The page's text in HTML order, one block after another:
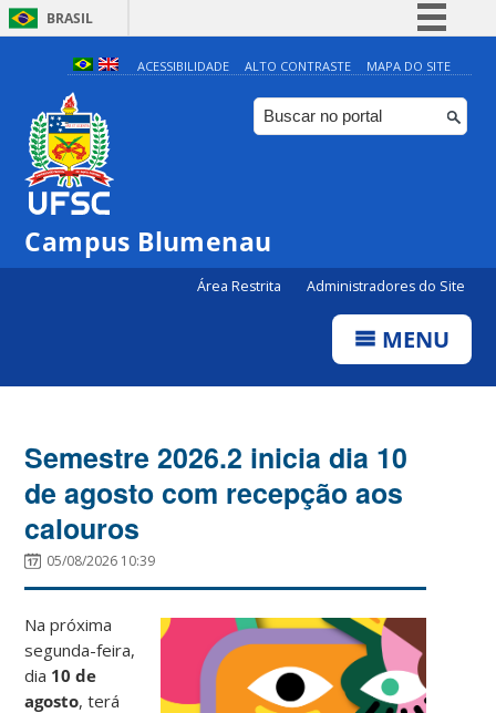
BRASIL
Simplifique!
Comunica BR
Participe
ACESSIBILIDADE ALTO CONTRASTE MAPA DO SITE
Campus Blumenau
Área Restrita Administradores do Site
MENU
Semestre 2026.2 inicia dia 10
de agosto com recepção aos
calouros
05/08/2026 10:39
Na próxima
segunda-feira,
dia 10 de
agosto, terá